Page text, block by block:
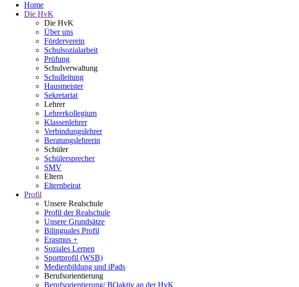
Home
Die HvK
Die HvK
Über uns
Förderverein
Schulsozialarbeit
Prüfung
Schulverwaltung
Schulleitung
Hausmeister
Sekretariat
Lehrer
Lehrerkollegium
Klassenlehrer
Verbindungslehrer
Beratungslehrerin
Schüler
Schülersprecher
SMV
Eltern
Elternbeirat
Profil
Unsere Realschule
Profil der Realschule
Unsere Grundsätze
Bilinguales Profil
Erasmus +
Soziales Lernen
Sportprofil (WSB)
Medienbildung und iPads
Berufsorientierung
Berufsorientierung/ BOaktiv an der HvK